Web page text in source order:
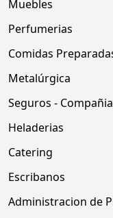
Muebles
Perfumerias
Comidas
Metalúrgica
Seguros -
Heladerias
Catering
Escribanos
Administracion de